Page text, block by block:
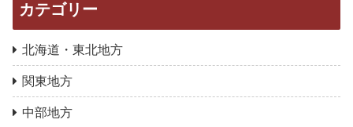
カテゴリー
北海道・東北地方
関東地方
中部地方